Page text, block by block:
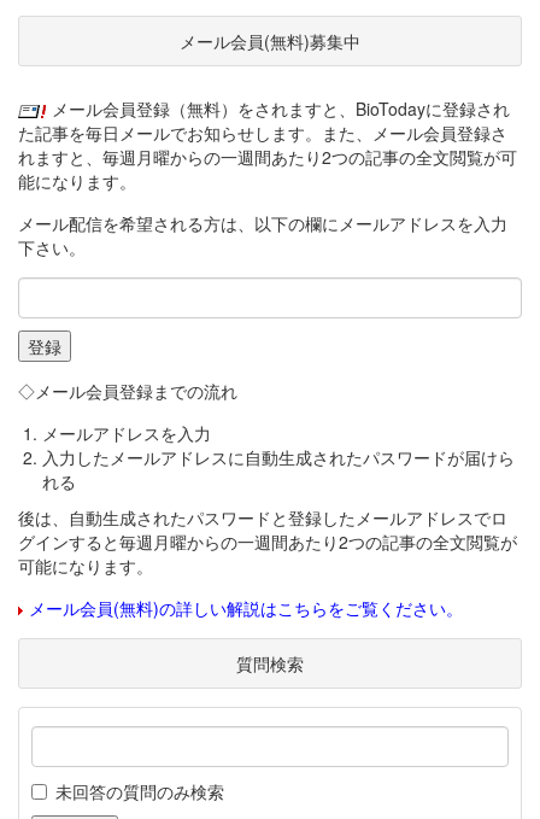
メール会員(無料)募集中
メール会員登録（無料）をされますと、BioTodayに登録され
た記事を毎日メールでお知らせします。また、メール会員登録さ
れますと、毎週月曜からの一週間あたり2つの記事の全文閲覧が可
能になります。
メール配信を希望される方は、以下の欄にメールアドレスを入力
下さい。
◇メール会員登録までの流れ
メールアドレスを入力
入力したメールアドレスに自動生成されたパスワードが届けら
れる
後は、自動生成されたパスワードと登録したメールアドレスでロ
グインすると毎週月曜からの一週間あたり2つの記事の全文閲覧が
可能になります。
メール会員(無料)の詳しい解説はこちらをご覧ください。
質問検索
未回答の質問のみ検索